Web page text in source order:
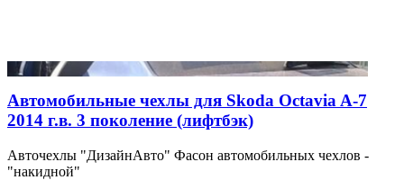
Автомобильные чехлы для Skoda Octavia A-7
2014 г.в. 3 поколение (лифтбэк)
Авточехлы "ДизайнАвто" Фасон автомобильных чехлов -
"накидной"